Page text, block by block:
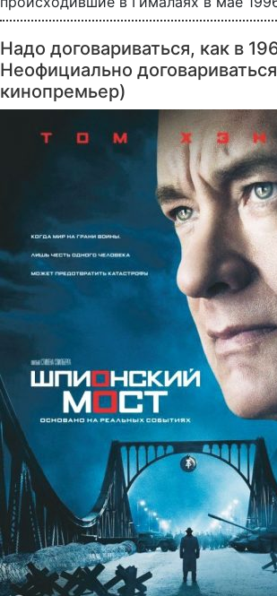
Надо договариваться, как в
Неофициально
кинопремьер)